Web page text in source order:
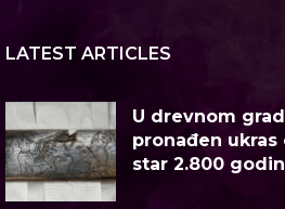
LATEST ARTICLES
U drevnom
pronađen ukras
star 2.800